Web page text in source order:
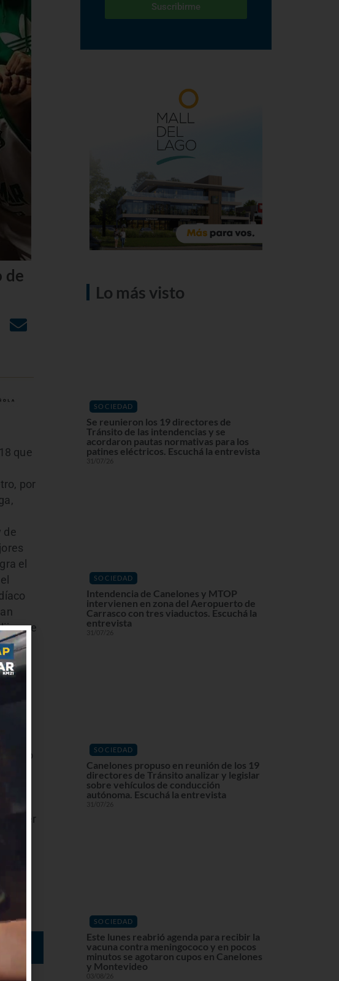
de
que
por
de
el
que
la
resto
al ser
de
en
Suscribirme
Lo más visto
SOCIEDAD
Se reunieron los 19 directores de
Tránsito de las intendencias y se
acordaron pautas normativas para los
patines eléctricos. Escuchá la entrevista
31/07/26
SOCIEDAD
Intendencia de Canelones y MTOP
intervienen en zona del Aeropuerto de
Carrasco con tres viaductos. Escuchá la
entrevista
31/07/26
SOCIEDAD
Canelones propuso en reunión de los 19
directores de Tránsito analizar y legislar
sobre vehículos de conducción
autónoma. Escuchá la entrevista
31/07/26
SOCIEDAD
Este lunes reabrió agenda para recibir la
vacuna contra meningococo y en pocos
minutos se agotaron cupos en Canelones
y Montevideo
03/08/26